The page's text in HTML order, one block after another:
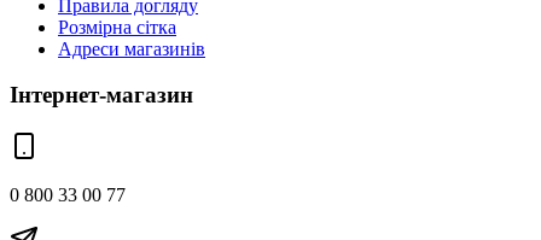
Правила догляду
Розмірна сітка
Адреси магазинів
Інтернет-магазин
0 800 33 00 77